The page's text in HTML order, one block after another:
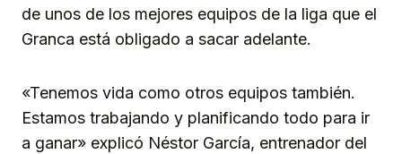
de unos de los mejores equipos de la liga que el
Granca está obligado a sacar adelante.
«Tenemos vida como otros equipos también.
Estamos trabajando y planificando todo para ir
a ganar» explicó Néstor García, entrenador del